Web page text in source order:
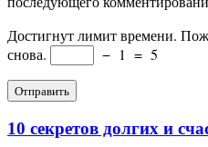
Достигнут лимит времени.
снова.
− 1 = 5
10 секретов долгих и